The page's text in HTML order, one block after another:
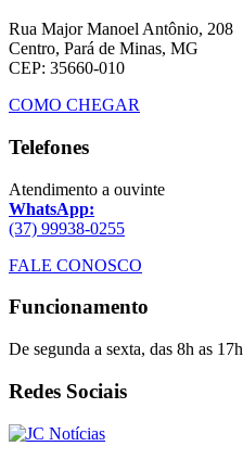
Rua Major Manoel Antônio, 208
Centro, Pará de Minas, MG
CEP: 35660-010
COMO CHEGAR
Telefones
Atendimento a ouvinte
WhatsApp:
(37) 99938-0255
FALE CONOSCO
Funcionamento
De segunda a sexta, das 8h as 17h
Redes Sociais